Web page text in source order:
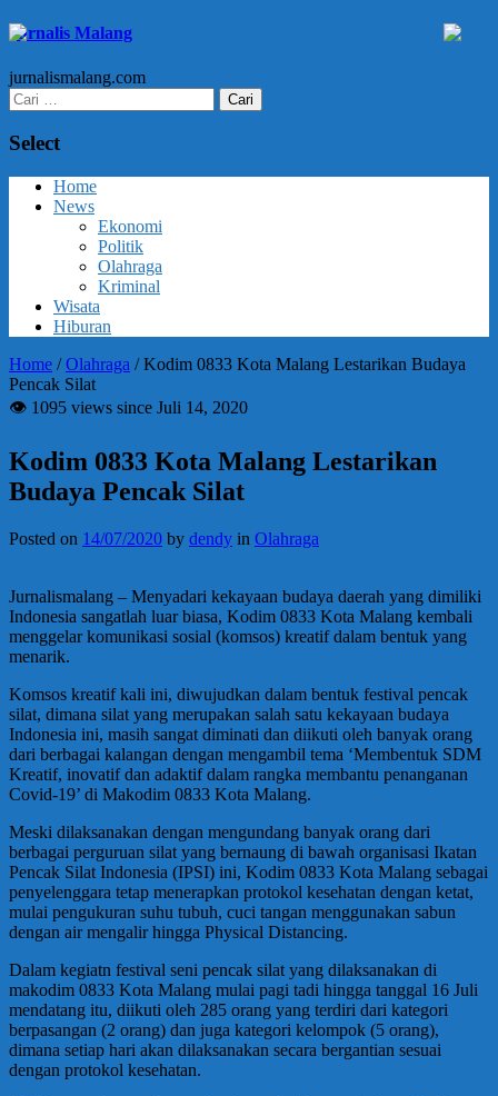
Jurnalis Malang
jurnalismalang.com
Cari
untuk:
Select
Home
News
Ekonomi
Politik
Olahraga
Kriminal
Wisata
Hiburan
Home /Olahraga /Kodim 0833 Kota Malang Lestarikan Budaya
Pencak Silat
👁 1095 views since Juli 14, 2020
Kodim 0833 Kota Malang Lestarikan
Budaya Pencak Silat
Posted on 14/07/2020 by dendy in Olahraga
Jurnalismalang – Menyadari kekayaan budaya daerah yang dimiliki
Indonesia sangatlah luar biasa, Kodim 0833 Kota Malang kembali
menggelar komunikasi sosial (komsos) kreatif dalam bentuk yang
menarik.
Komsos kreatif kali ini, diwujudkan dalam bentuk festival pencak
silat, dimana silat yang merupakan salah satu kekayaan budaya
Indonesia ini, masih sangat diminati dan diikuti oleh banyak orang
dari berbagai kalangan dengan mengambil tema ‘Membentuk SDM
Kreatif, inovatif dan adaktif dalam rangka membantu penanganan
Covid-19’ di Makodim 0833 Kota Malang.
Meski dilaksanakan dengan mengundang banyak orang dari
berbagai perguruan silat yang bernaung di bawah organisasi Ikatan
Pencak Silat Indonesia (IPSI) ini, Kodim 0833 Kota Malang sebagai
penyelenggara tetap menerapkan protokol kesehatan dengan ketat,
mulai pengukuran suhu tubuh, cuci tangan menggunakan sabun
dengan air mengalir hingga Physical Distancing.
Dalam kegiatn festival seni pencak silat yang dilaksanakan di
makodim 0833 Kota Malang mulai pagi tadi hingga tanggal 16 Juli
mendatang itu, diikuti oleh 285 orang yang terdiri dari kategori
berpasangan (2 orang) dan juga kategori kelompok (5 orang),
dimana setiap hari akan dilaksanakan secara bergantian sesuai
dengan protokol kesehatan.